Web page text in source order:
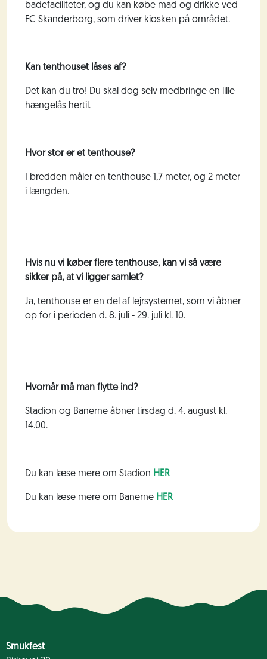
badefaciliteter, og du kan købe mad og drikke ved
FC Skanderborg, som driver kiosken på området.
Kan tenthouset låses af?
Det kan du tro! Du skal dog selv medbringe en lille
hængelås hertil.
Hvor stor er et tenthouse?
I bredden måler en tenthouse 1,7 meter, og 2 meter
i længden.
Hvis nu vi køber fleretenthouse, kan vi så være
sikker på, at vi ligger samlet?
Ja, tenthouse er en del af lejrsystemet, som vi åbner
op for i perioden d. 8. juli - 29. juli kl. 10.
Hvornår må man flytte ind?
Stadion og Banerne åbner tirsdag d. 4. august kl.
14.00.
Du kan læse mere om Stadion HER
Du kan læse mere om Banerne HER
Smukfest